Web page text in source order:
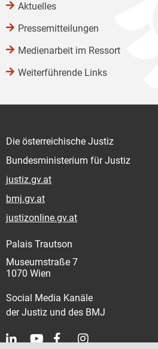
Aktuelles
Pressemitteilungen
Medienarbeit im Ressort
Weiterführende Links
Die österreichische Justiz
Bundesministerium für Justiz
justiz.gv.at
bmj.gv.at
justizonline.gv.at
Palais Trautson
Museumstraße 7
1070 Wien
Social Media Kanäle
der Justiz und des BMJ